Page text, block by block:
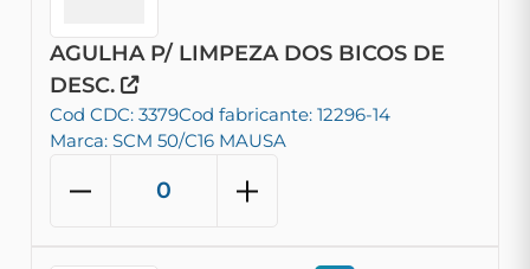
AGULHA P/ LIMPEZA DOS BICOS DE
DESC.
Cod CDC: 3379Cod fabricante: 12296-14
Marca: SCM 50/C16 MAUSA